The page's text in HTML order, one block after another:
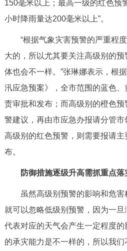
150毫米以上；最高一级的红色预
小时降雨量达200毫米以上”。
“根据气象灾害预警的严重程
大的，所以尤其要关注高级别的
体也会不一样。”张琳娜表示，根
汛应急预案》，全市范围的蓝色
责审批和发布；而高级别的橙色
警建议，再由市应急办报请分管
高级别的红色预警，则需要报请
布。
防御措施逐级升高需抓重点落
虽然高级别预警的影响和危
就可以忽略低级别预警，因为一
代表对应的天气会产生一定程度的
的承灾能力是不一样的，所以我们